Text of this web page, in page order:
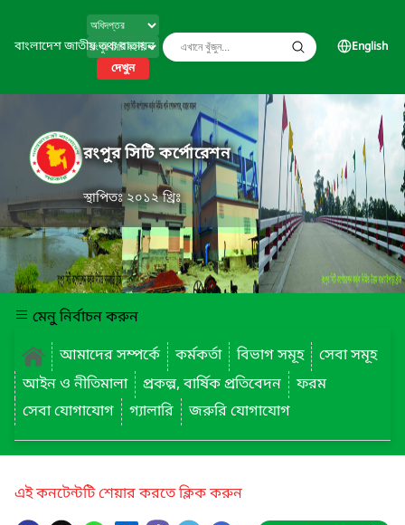
বাংলাদেশ জাতীয় তথ্য বাতায়ন
দেখুন
English
রংপুর সিটি কর্পোরেশন
স্থাপিতঃ ২০১২ খ্রিঃ
মেনু নির্বাচন করুন
আমাদের সম্পর্কে
কর্মকর্তা বিভাগ সমূহ
সেবা সমূহ
আইন ও নীতিমালা
প্রকল্প, বার্ষিক প্রতিবেদন
ফরম
সেবা যোগাযোগ
গ্যালারি জরুরি যোগাযোগ
এই কনটেন্টটি শেয়ার করতে ক্লিক করুন